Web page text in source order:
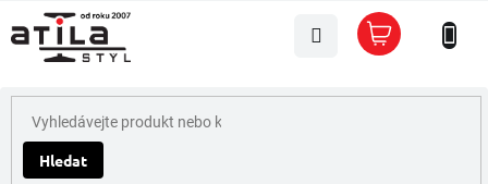
na
obsah
Hledat
Nákupní
košík